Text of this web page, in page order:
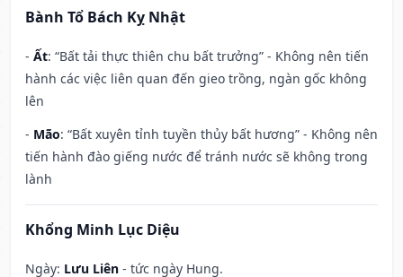
Bành Tổ Bách Kỵ Nhật
- Ất: “Bất tải thực thiên chu bất trưởng” - Không nên tiến
hành các việc liên quan đến gieo trồng, ngàn gốc không
lên
- Mão: “Bất xuyên tỉnh tuyền thủy bất hương” - Không nên
tiến hành đào giếng nước để tránh nước sẽ không trong
lành
Khổng Minh Lục Diệu
Ngày: Lưu Liên - tức ngày Hung.